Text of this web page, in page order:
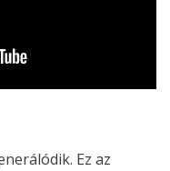
Ez az